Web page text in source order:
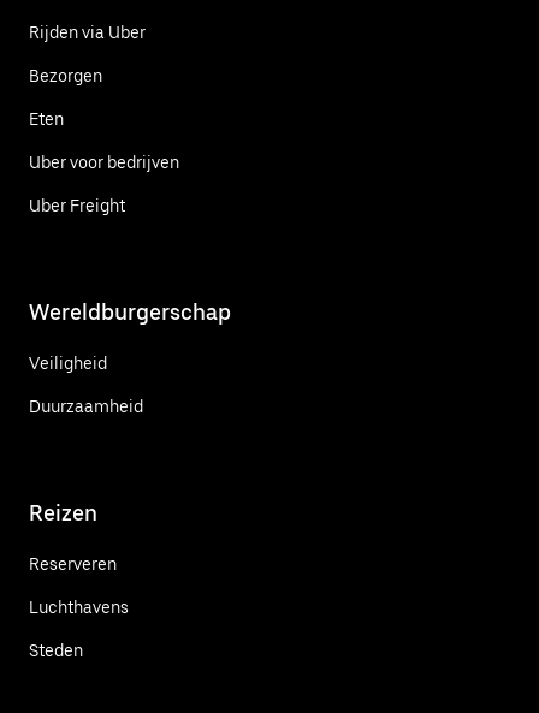
Rijden via Uber
Bezorgen
Eten
Uber voor bedrijven
Uber Freight
Wereldburgerschap
Veiligheid
Duurzaamheid
Reizen
Reserveren
Luchthavens
Steden